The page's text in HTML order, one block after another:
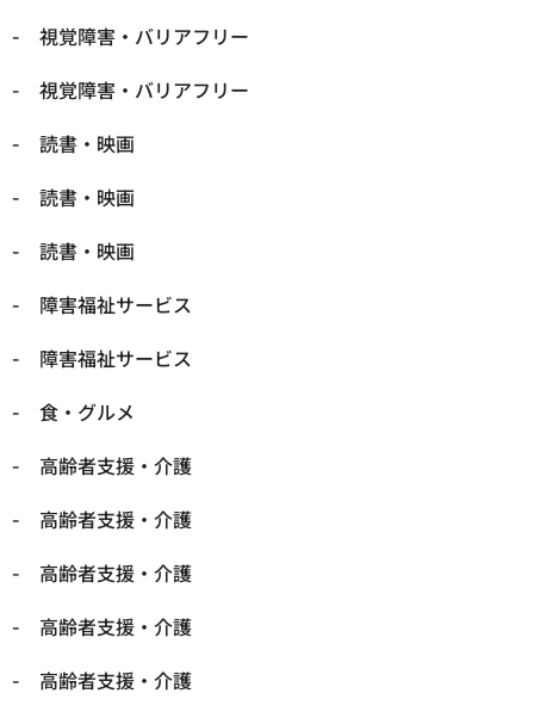
視覚障害・バリアフリー
視覚障害・バリアフリー
読書・映画
読書・映画
読書・映画
障害福祉サービス
障害福祉サービス
食・グルメ
高齢者支援・介護
高齢者支援・介護
高齢者支援・介護
高齢者支援・介護
高齢者支援・介護